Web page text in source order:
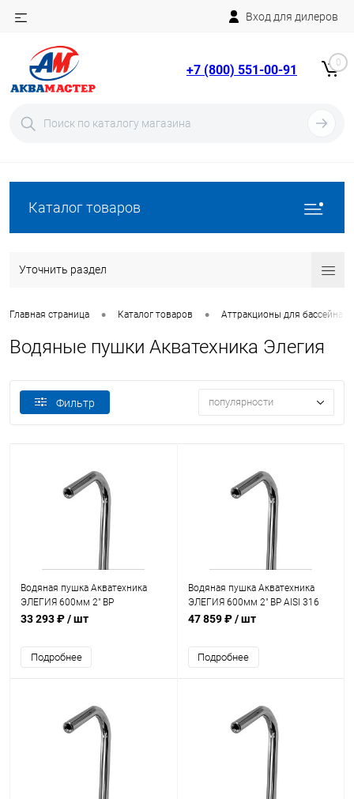
Вход для дилеров
+7 (800) 551-00-91 0
Каталог товаров
Уточнить раздел
Главная страница • Каталог товаров • Аттракционы для бассейна
Водяные пушки Акватехника Элегия
Фильтр популярности
Водяная пушка Акватехника
ЭЛЕГИЯ 600мм 2" ВР
(универсал) (AT01.36)
33 293 ₽/ шт
Подробнее
Водяная пушка Акватехника
ЭЛЕГИЯ 600мм 2" ВР AISI 316
(универсал) (AT01.36M)
47 859 ₽/ шт
Подробнее